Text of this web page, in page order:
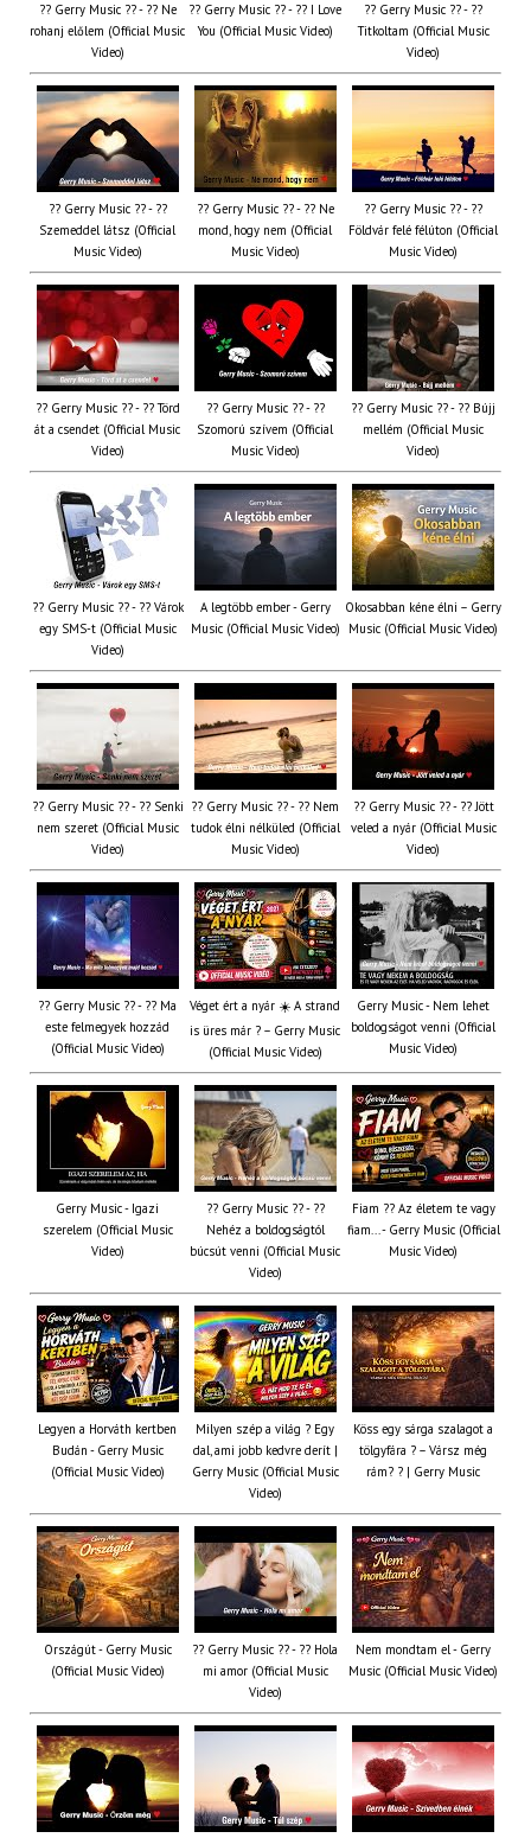
?? Gerry Music ?? - ?? Ne
rohanj előlem (Official Music
Video)
?? Gerry Music ?? - ?? I Love
You (Official Music Video)
?? Gerry Music ?? - ??
Titkoltam (Official Music
Video)
?? Gerry Music ?? - ??
Szemeddel látsz (Official
Music Video)
?? Gerry Music ?? - ?? Ne
mond, hogy nem (Official
Music Video)
?? Gerry Music ?? - ??
Földvár felé félúton (Official
Music Video)
?? Gerry Music ?? - ?? Törd
át a csendet (Official Music
Video)
?? Gerry Music ?? - ??
Szomorú szívem (Official
Music Video)
?? Gerry Music ?? - ?? Bújj
mellém (Official Music
Video)
?? Gerry Music ?? - ?? Várok
egy SMS-t (Official Music
Video)
A legtöbb ember - Gerry
Music (Official Music Video)
Okosabban kéne élni – Gerry
Music (Official Music Video)
?? Gerry Music ?? - ?? Senki
nem szeret (Official Music
Video)
?? Gerry Music ?? - ?? Nem
tudok élni nélküled (Official
Music Video)
?? Gerry Music ?? - ?? Jött
veled a nyár (Official Music
Video)
?? Gerry Music ?? - ?? Ma
este felmegyek hozzád
(Official Music Video)
Véget ért a nyár ☀️ A strand
is üres már ? – Gerry Music
(Official Music Video)
Gerry Music - Nem lehet
boldogságot venni (Official
Music Video)
Gerry Music - Igazi
szerelem (Official Music
Video)
?? Gerry Music ?? - ??
Nehéz a boldogságtól
búcsút venni (Official Music
Video)
Fiam ?‍? Az életem te vagy
fiam... - Gerry Music (Official
Music Video)
Legyen a Horváth kertben
Budán - Gerry Music
(Official Music Video)
Milyen szép a világ ? Egy
dal, ami jobb kedvre derít |
Gerry Music (Official Music
Video)
Köss egy sárga szalagot a
tölgyfára ?️ – Vársz még
rám? ? | Gerry Music
Országút - Gerry Music
(Official Music Video)
?? Gerry Music ?? - ?? Hola
mi amor (Official Music
Video)
Nem mondtam el - Gerry
Music (Official Music Video)